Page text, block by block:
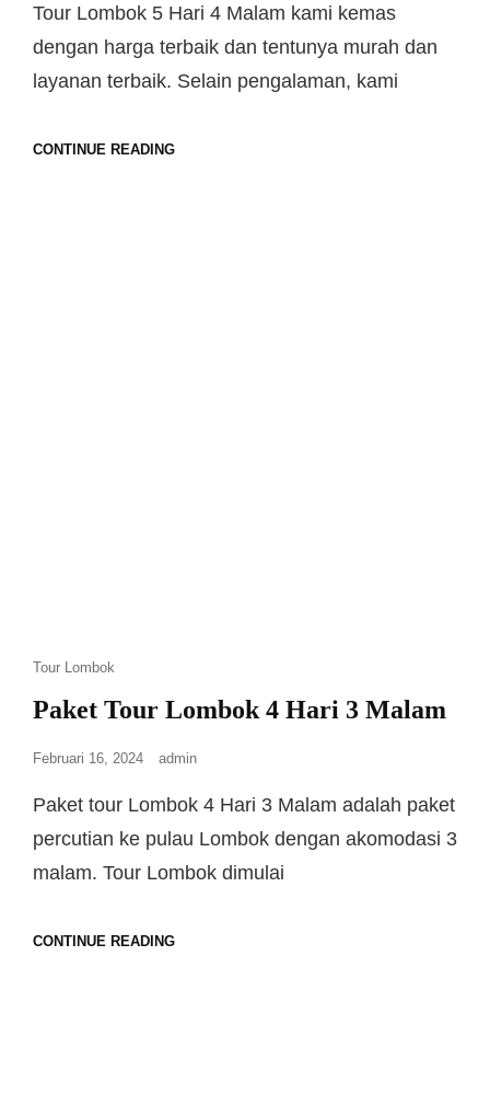
Tour Lombok 5 Hari 4 Malam kami kemas
dengan harga terbaik dan tentunya murah dan
layanan terbaik. Selain pengalaman, kami
CONTINUE READING
Tour Lombok
Paket Tour Lombok 4 Hari 3 Malam
Februari 16, 2024 admin
Paket tour Lombok 4 Hari 3 Malam adalah paket
percutian ke pulau Lombok dengan akomodasi 3
malam. Tour Lombok dimulai
CONTINUE READING